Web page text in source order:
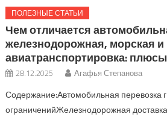
ПОЛЕЗНЫЕ СТАТЬИ
Чем отличается
железнодорожная, морская и
авиатранспортировка:
28.12.2025 Агафья Степанова
Содержание:Автомобильная перевозка
ограниченийЖелезнодорожная